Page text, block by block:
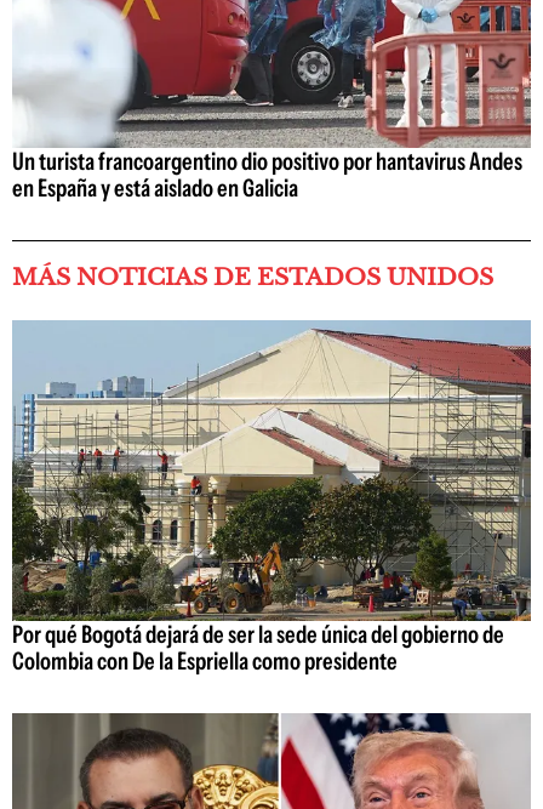
Un turista francoargentino dio positivo por hantavirus Andes
en España y está aislado en Galicia
MÁS NOTICIAS DE ESTADOS UNIDOS
Por qué Bogotá dejará de ser la sede única del gobierno de
Colombia con De la Espriella como presidente